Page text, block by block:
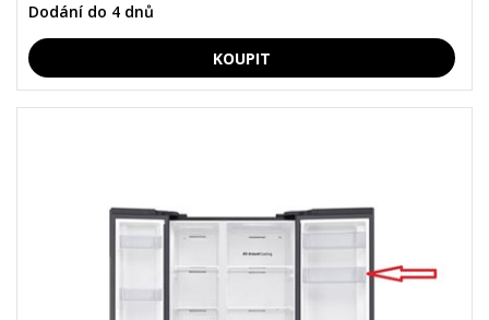
Dodání do 4 dnů